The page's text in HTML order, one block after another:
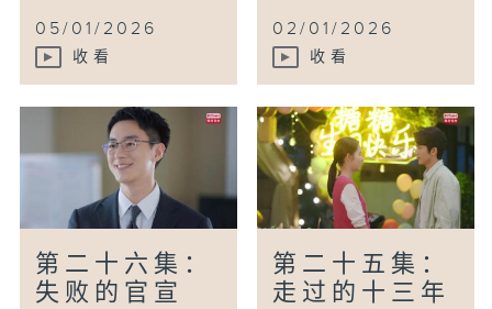
05/01/2026
收看
02/01/2026
收看
第二十六集：
失败的官宣
第二十五集：
走过的十三年